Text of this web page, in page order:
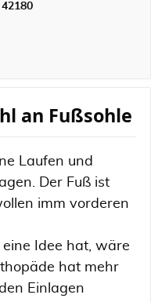
42180
an Fußsohle
Laufen und
Der Fuß ist
imm vorderen
Idee hat, wäre
hat mehr
Einlagen